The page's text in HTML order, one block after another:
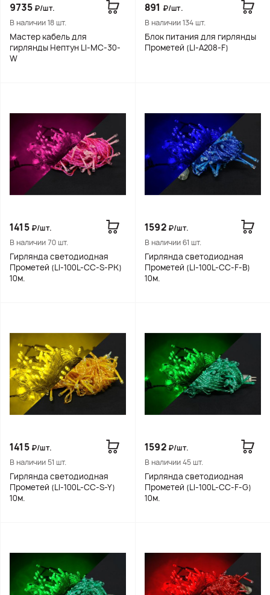
9735 ₽/шт.
В наличии 18 шт.
Мастер кабель для
гирлянды Нептун LI-MC-30-
W
891 ₽/шт.
В наличии 134 шт.
Блок питания для гирлянды
Прометей (LI-A208-F)
1415 ₽/шт.
В наличии 70 шт.
Гирлянда светодиодная
Прометей (LI-100L-CC-S-PK)
10м.
1592 ₽/шт.
В наличии 61 шт.
Гирлянда светодиодная
Прометей (LI-100L-CC-F-B)
10м.
1415 ₽/шт.
В наличии 51 шт.
Гирлянда светодиодная
Прометей (LI-100L-CC-S-Y)
10м.
1592 ₽/шт.
В наличии 45 шт.
Гирлянда светодиодная
Прометей (LI-100L-CC-F-G)
10м.